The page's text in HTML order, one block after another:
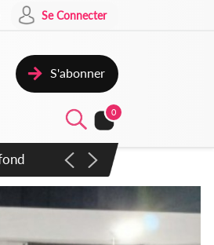
Se Connecter
S'abonner
0